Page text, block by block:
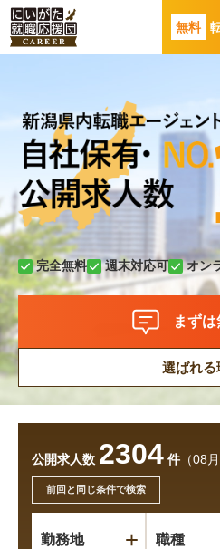
無料
完全無料 週末対応可 オン
まず
選ばれる
公開求人数 2304 件 （08
前回と同じ条件で検索
勤務地 職種